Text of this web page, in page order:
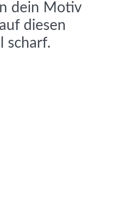
dein Motiv
diesen
scharf.